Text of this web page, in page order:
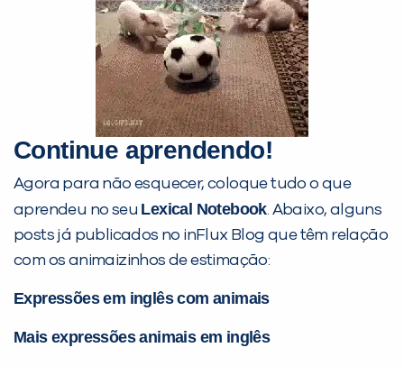
Continue aprendendo!
Agora para não esquecer, coloque tudo o que
aprendeu no seu Lexical Notebook. Abaixo, alguns
posts já publicados no inFlux Blog que têm relação
com os animaizinhos de estimação:
Expressões em inglês com animais
Mais expressões animais em inglês